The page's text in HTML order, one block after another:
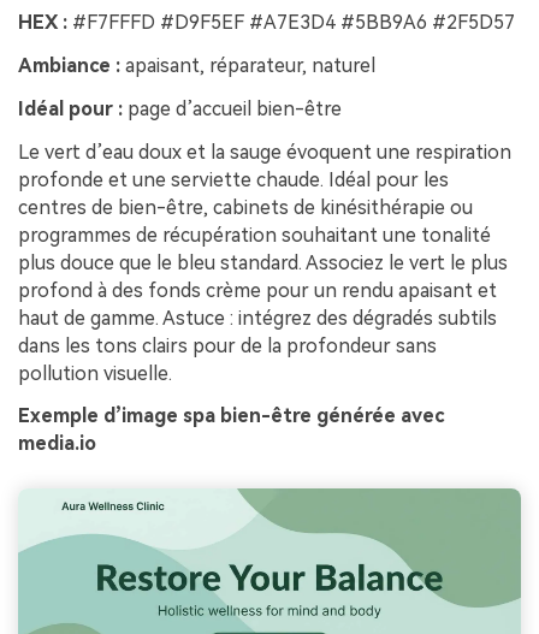
HEX : #F7FFFD #D9F5EF #A7E3D4 #5BB9A6 #2F5D57
Ambiance : apaisant, réparateur, naturel
Idéal pour : page d’accueil bien-être
Le vert d’eau doux et la sauge évoquent une respiration
profonde et une serviette chaude. Idéal pour les
centres de bien-être, cabinets de kinésithérapie ou
programmes de récupération souhaitant une tonalité
plus douce que le bleu standard. Associez le vert le plus
profond à des fonds crème pour un rendu apaisant et
haut de gamme. Astuce : intégrez des dégradés subtils
dans les tons clairs pour de la profondeur sans
pollution visuelle.
Exemple d’image spa bien-être générée avec
media.io